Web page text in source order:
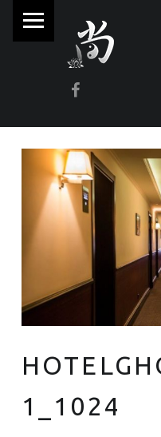
尚
門
遁
甲
風
水
命
理
Facebook
1_1024